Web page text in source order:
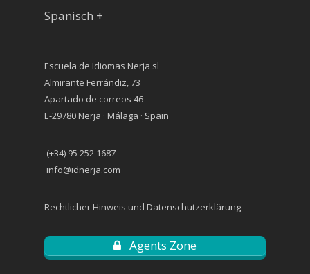
Spanisch +
Escuela de Idiomas Nerja sl
Almirante Ferrándiz, 73
Apartado de correos 46
E-29780 Nerja · Málaga · Spain
(+34) 95 252 1687
info@idnerja.com
Rechtlicher Hinweis und Datenschutzerklärung
Agents Zone